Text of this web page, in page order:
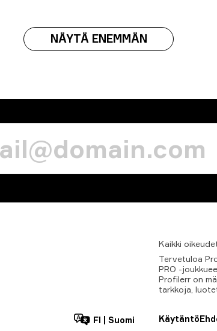
NÄYTÄ ENEMMÄN
Kaikki
Tervetuloa
PRO -
Profilerr on
tarkkoja,
Käytäntö
FI Suomi